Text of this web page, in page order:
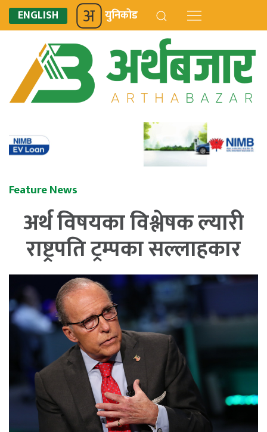
ENGLISH युनिकोड
Feature News
अर्थ विषयका विश्लेषक ल्यारी
राष्ट्रपति ट्रम्पका सल्लाहकार